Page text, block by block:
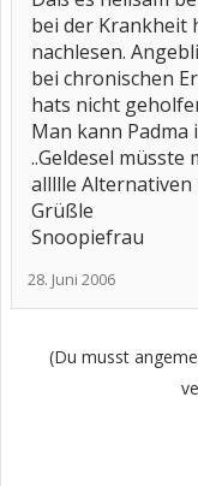
bei der Krankheit
nachlesen.
bei chronischen
hats nicht
Man kann Padma
..Geldesel
allllle Alternativen
Grüßle
Snoopiefrau
28. Juni 2006
(Du musst